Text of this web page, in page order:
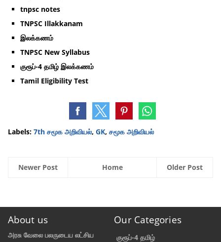
tnpsc notes
TNPSC Illakkanam
இலக்கணம்
TNPSC New Syllabus
குரூப்-4 தமிழ் இலக்கணம்
Tamil Eligibility Test
Labels: 7th சமூக அறிவியல், GK, சமூக அறிவியல்
Newer Post Older Post
Home
About us
அரசு வேலை பலருடைய லட்சிய
Our Categories
குரூப்-4 தமிழ்